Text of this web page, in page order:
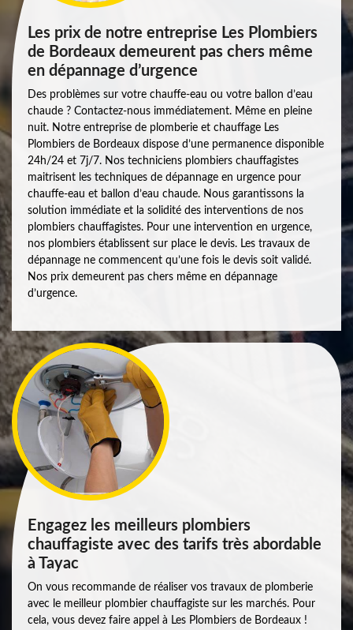
Les prix de notre entreprise Les Plombiers
de Bordeaux demeurent pas chers même
en dépannage d’urgence
Des problèmes sur votre chauffe-eau ou votre ballon d’eau
chaude ? Contactez-nous immédiatement. Même en pleine
nuit. Notre entreprise de plomberie et chauffage Les
Plombiers de Bordeaux dispose d’une permanence disponible
24h/24 et 7j/7. Nos techniciens plombiers chauffagistes
maitrisent les techniques de dépannage en urgence pour
chauffe-eau et ballon d’eau chaude. Nous garantissons la
solution immédiate et la solidité des interventions de nos
plombiers chauffagistes. Pour une intervention en urgence,
nos plombiers établissent sur place le devis. Les travaux de
dépannage ne commencent qu’une fois le devis soit validé.
Nos prix demeurent pas chers même en dépannage
d’urgence.
Engagez les meilleurs plombiers
chauffagiste avec des tarifs très abordable
à Tayac
On vous recommande de réaliser vos travaux de plomberie
avec le meilleur plombier chauffagiste sur les marchés. Pour
cela, vous devez faire appel à Les Plombiers de Bordeaux !